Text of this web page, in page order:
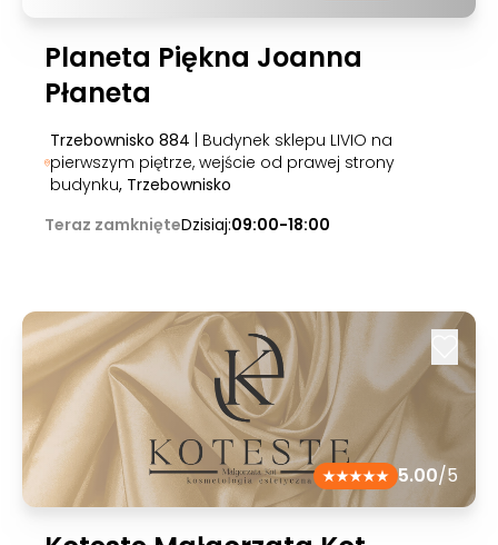
Planeta Piękna Joanna
Płaneta
Trzebownisko 884 | Budynek sklepu LIVIO na
pierwszym piętrze, wejście od prawej strony
budynku, Trzebownisko
Teraz zamknięteDzisiaj:09:00-18:00
5.00/5